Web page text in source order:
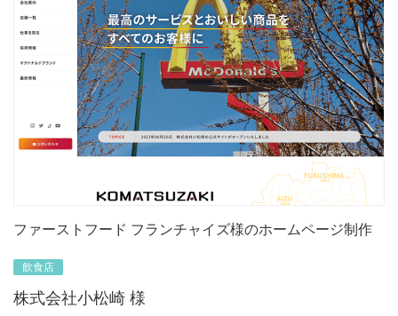
ファーストフード フランチャイズ様のホームページ制作
飲食店
株式会社小松崎 様